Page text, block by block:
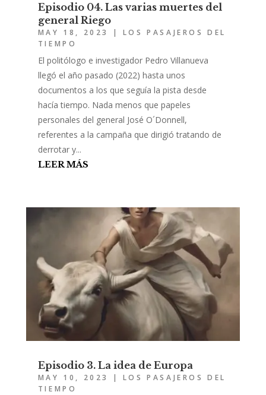
Episodio 04. Las varias muertes del
general Riego
MAY 18, 2023 | LOS PASAJEROS DEL
TIEMPO
El politólogo e investigador Pedro Villanueva
llegó el año pasado (2022) hasta unos
documentos a los que seguía la pista desde
hacía tiempo. Nada menos que papeles
personales del general José O´Donnell,
referentes a la campaña que dirigió tratando de
derrotar y...
LEER MÁS
Episodio 3. La idea de Europa
MAY 10, 2023 | LOS PASAJEROS DEL
TIEMPO